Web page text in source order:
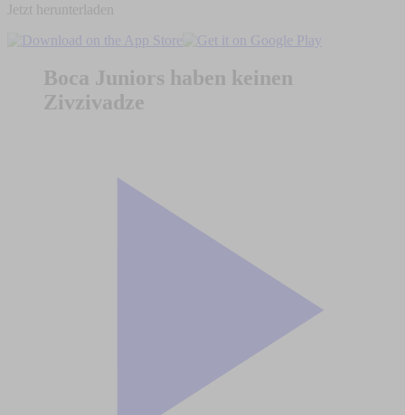
Jetzt herunterladen
Boca Juniors haben keinen
Zivzivadze